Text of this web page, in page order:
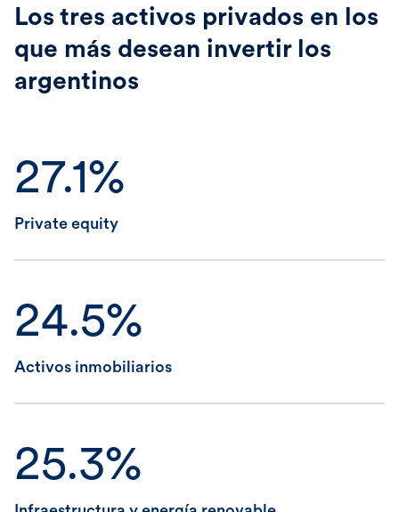
Los tres activos privados en los
que más desean invertir los
argentinos
27.1%
Private equity
24.5%
Activos inmobiliarios
25.3%